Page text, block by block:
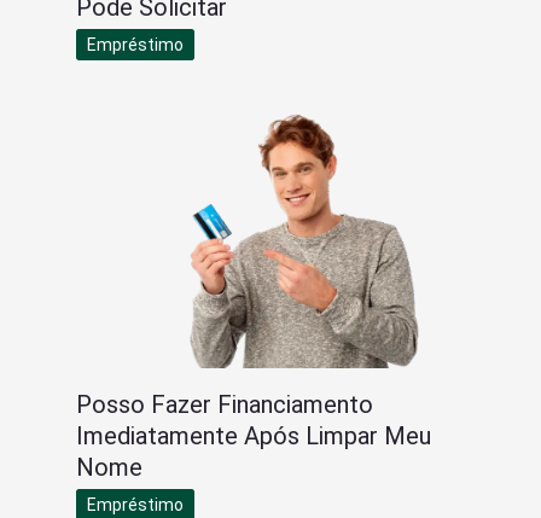
Pode Solicitar
Empréstimo
Posso Fazer Financiamento
Imediatamente Após Limpar Meu
Nome
Empréstimo